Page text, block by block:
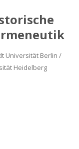
Universität Berlin /
Heidelberg